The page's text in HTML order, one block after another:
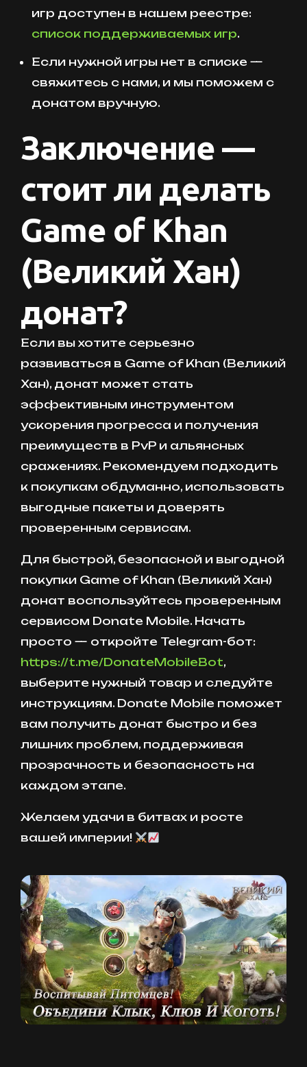
игр доступен в нашем реестре:
список поддерживаемых игр.
Если нужной игры нет в списке —
свяжитесь с нами, и мы поможем с
донатом вручную.
Заключение —
стоит ли делать
Game of Khan
(Великий Хан)
донат?
Если вы хотите серьезно
развиваться в Game of Khan (Великий
Хан), донат может стать
эффективным инструментом
ускорения прогресса и получения
преимуществ в PvP и альянсных
сражениях. Рекомендуем подходить
к покупкам обдуманно, использовать
выгодные пакеты и доверять
проверенным сервисам.
Для быстрой, безопасной и выгодной
покупки Game of Khan (Великий Хан)
донат воспользуйтесь проверенным
сервисом Donate Mobile. Начать
просто — откройте Telegram-бот:
https://t.me/DonateMobileBot,
выберите нужный товар и следуйте
инструкциям. Donate Mobile поможет
вам получить донат быстро и без
лишних проблем, поддерживая
прозрачность и безопасность на
каждом этапе.
Желаем удачи в битвах и росте
вашей империи!